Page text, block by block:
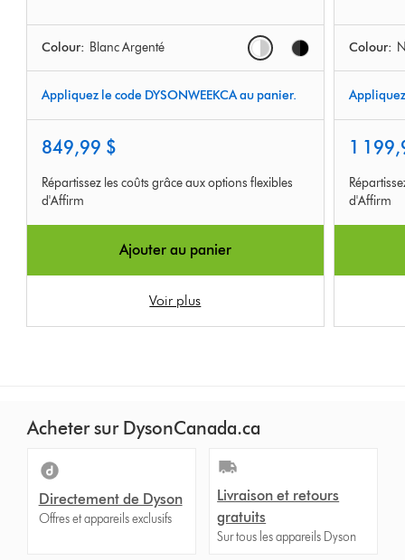
Colour: Blanc Argenté Options
Appliquez le code DYSONWEEKCA au panier.
849,99 $
Répartissez les coûts grâce aux options flexibles
d'Affirm
Ajouter au panier
Voir plus
Colour:
1
d'Affirm
Acheter sur DysonCanada.ca
Directement de Dyson
Offres et appareils exclusifs
Livraison et retours
gratuits
Sur tous les appareils Dyson